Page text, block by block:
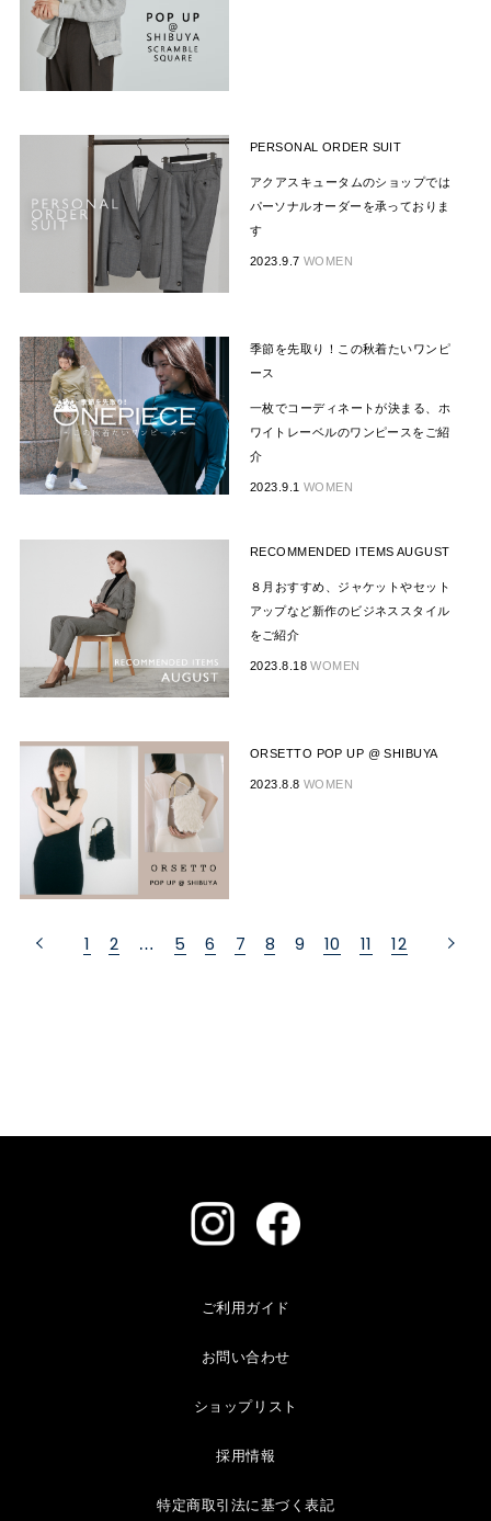
PERSONAL ORDER SUIT
アクアスキュータムのショップでは
パーソナルオーダーを承っておりま
す
2023.9.7 WOMEN
季節を先取り！この秋着たいワンピ
ース
一枚でコーディネートが決まる、ホ
ワイトレーベルのワンピースをご紹
介
2023.9.1 WOMEN
RECOMMENDED ITEMS AUGUST
８月おすすめ、ジャケットやセット
アップなど新作のビジネススタイル
をご紹介
2023.8.18WOMEN
ORSETTO POP UP @ SHIBUYA
2023.8.8 WOMEN
1 2 … 5 6 7 8 9 10 11 12
ご利用ガイド
お問い合わせ
ショップリスト
採用情報
特定商取引法に基づく表記